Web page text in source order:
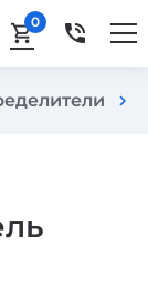
shopping_cart0 phone_in_talk
chevron_right